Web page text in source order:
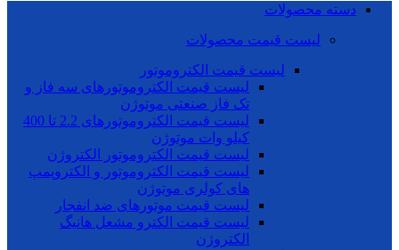
دسته محصولات
لیست قیمت محصولات
لیست قیمت الکتروموتور
لیست قیمت الکتروموتورهای سه فاز و
تک فاز صنعتی موتوژن
لیست قیمت الکتروموتورهای 2.2 تا 400
کیلو وات موتوژن
لیست قیمت الکتروموتور الکتروژن
لیست قیمت الکتروموتور و الکتروپمپ
های کولری موتوژن
لیست قیمت موتورهای ضد انفجار
لیست قیمت الکترو مشعل هانیگ
الکتروژن